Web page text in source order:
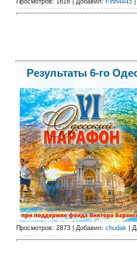
Результаты 6-го
Просмотров: 2873 Добавил: chudak